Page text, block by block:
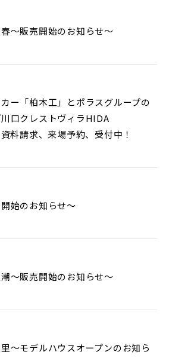
～販売開始のお知らせ～
ー「柏木工」とポラスグループの
口クレストヴィラHIDA
料請求、来場予約、受付中！
始のお知らせ～
～販売開始のお知らせ～
～モデルハウスオープンのお知ら